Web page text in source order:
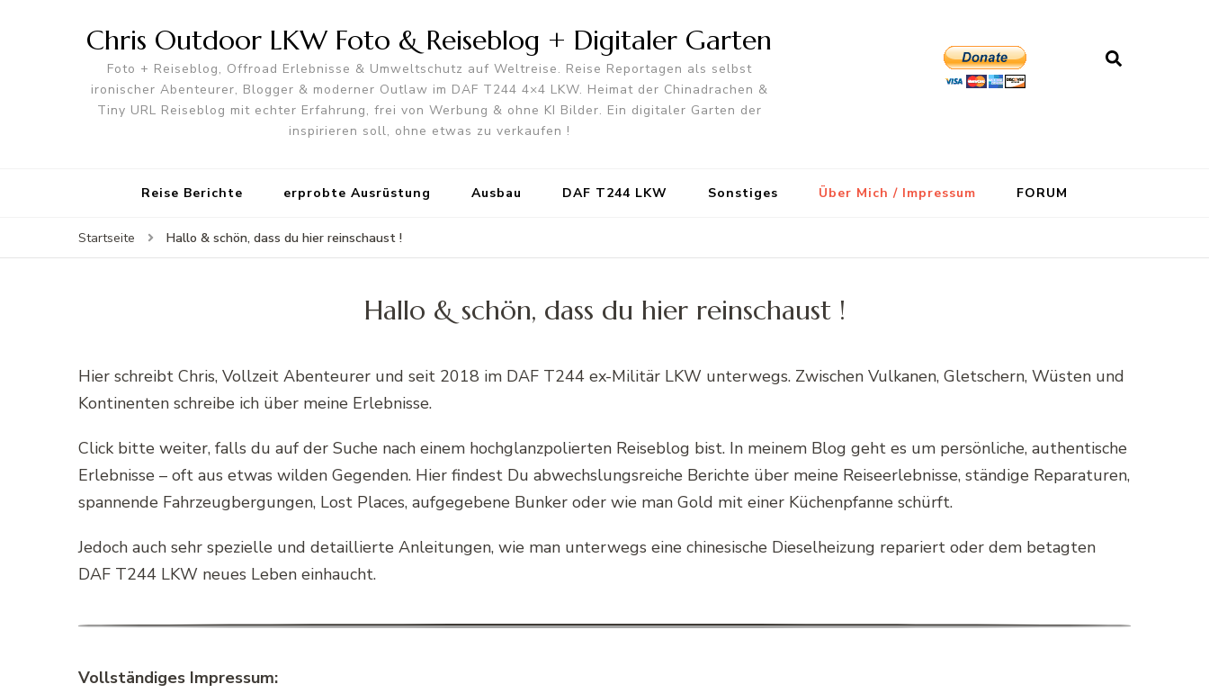
Chris Outdoor LKW Foto & Reiseblog + Digitaler Garten
Foto + Reiseblog, Offroad Erlebnisse & Umweltschutz auf Weltreise. Reise Reportagen als selbst
ironischer Abenteurer, Blogger & moderner Outlaw im DAF T244 4×4 LKW. Heimat der Chinadrachen &
Tiny URL Reiseblog mit echter Erfahrung, frei von Werbung & ohne KI Bilder. Ein digitaler Garten der
inspirieren soll, ohne etwas zu verkaufen !
Reise Berichte erprobte Ausrüstung Ausbau DAF T244 LKW Sonstiges Über Mich / Impressum FORUM
Startseite Hallo & schön, dass du hier reinschaust !
Hallo & schön, dass du hier reinschaust !
Hier schreibt Chris, Vollzeit Abenteurer und seit 2018 im DAF T244 ex-Militär LKW unterwegs. Zwischen Vulkanen, Gletschern, Wüsten und
Kontinenten schreibe ich über meine Erlebnisse.
Click bitte weiter, falls du auf der Suche nach einem hochglanzpolierten Reiseblog bist. In meinem Blog geht es um persönliche, authentische
Erlebnisse – oft aus etwas wilden Gegenden. Hier findest Du abwechslungsreiche Berichte über meine Reiseerlebnisse, ständige Reparaturen,
spannende Fahrzeugbergungen, Lost Places, aufgegebene Bunker oder wie man Gold mit einer Küchenpfanne schürft.
Jedoch auch sehr spezielle und detaillierte Anleitungen, wie man unterwegs eine chinesische Dieselheizung repariert oder dem betagten
DAF T244 LKW neues Leben einhaucht.
Vollständiges Impressum: